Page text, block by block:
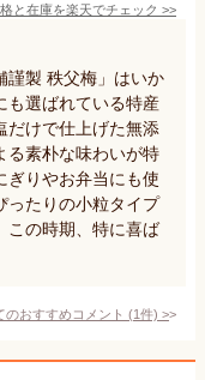
と在庫を楽天でチェック >>
謹製 秩父梅」はいか
も選ばれている特産
だけで仕上げた無添
る素朴な味わいが特
ぎりやお弁当にも使
ったりの小粒タイプ
この時期、特に喜ば
のおすすめコメント (1件) >